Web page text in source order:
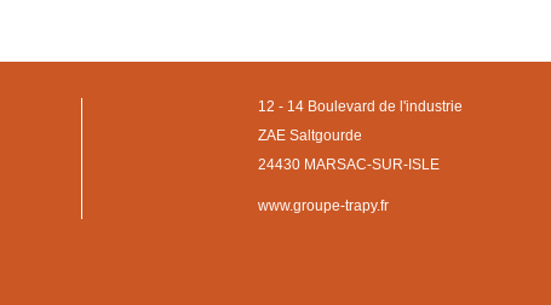
12 - 14 Boulevard de l'industrie
ZAE Saltgourde
24430 MARSAC-SUR-ISLE
www.groupe-trapy.fr